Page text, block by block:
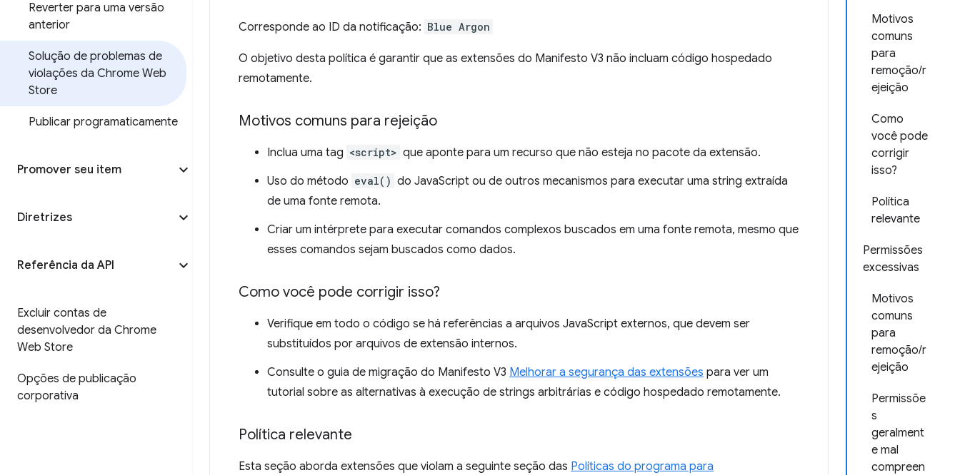
Reverter para uma versão
anterior
Solução de problemas de
violações da Chrome Web
Store
Publicar programaticamente
Promover seu item
Diretrizes
Referência da API
Excluir contas de
desenvolvedor da Chrome
Web Store
Opções de publicação
corporativa
Motivos
comuns
para
remoção/r
ejeição
Como
você pode
corrigir
isso?
Política
relevante
Permissões
excessivas
Motivos
comuns
para
remoção/r
ejeição
Permissõe
s
geralment
e mal
compreen
Corresponde ao ID da notificação: Blue Argon
O objetivo desta política é garantir que as extensões do Manifesto V3 não incluam código hospedado
remotamente.
Motivos comuns para rejeição
Inclua uma tag <script> que aponte para um recurso que não esteja no pacote da extensão.
Uso do método eval() do JavaScript ou de outros mecanismos para executar uma string extraída
de uma fonte remota.
Criar um intérprete para executar comandos complexos buscados em uma fonte remota, mesmo que
esses comandos sejam buscados como dados.
Como você pode corrigir isso?
Verifique em todo o código se há referências a arquivos JavaScript externos, que devem ser
substituídos por arquivos de extensão internos.
Consulte o guia de migração do Manifesto V3 Melhorar a segurança das extensões para ver um
tutorial sobre as alternativas à execução de strings arbitrárias e código hospedado remotamente.
Política relevante
Esta seção aborda extensões que violam a seguinte seção das Políticas do programa para